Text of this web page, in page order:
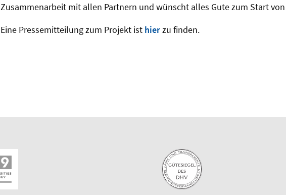
Zusammenarbeit mit allen Partnern und wünscht alles Gute zum Start von
Eine Pressemitteilung zum Projekt ist hierzu finden.